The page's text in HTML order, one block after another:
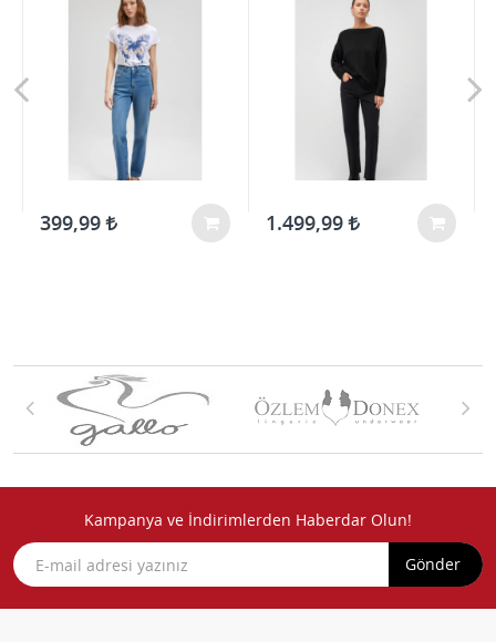
399,99 1.499,99
Kampanya ve İndirimlerden Haberdar Olun!
Gönder